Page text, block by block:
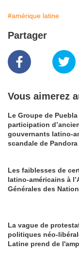
#amérique latine
Partager
Vous aimerez
Le Groupe de
participation
gouvernants latino-
scandale de Pandora
Les faiblesses de
latino-américains à
Générales des
La vague de
politiques néo-
Latine prend de